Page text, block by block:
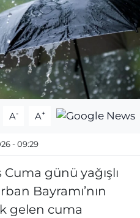
A- A+
- 09:29
Cuma günü yağışlı
Bayramı’nın
gelen cuma